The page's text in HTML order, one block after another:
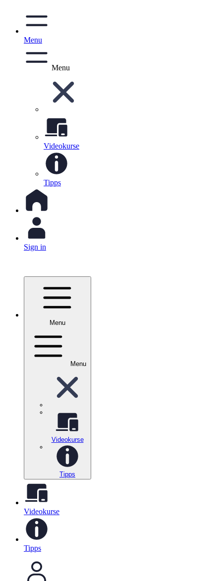
Menu
Menu
Videokurse
Tipps
Sign in
Menu
Menu
Videokurse
Tipps
Videokurse
Tipps